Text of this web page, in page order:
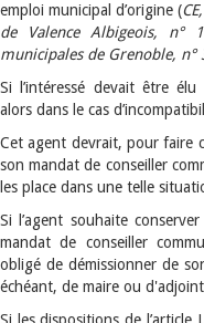
emploi municipal d’origine (
de Valence Albigeois, n°
municipales de Grenoble, n°
Si l’intéressé devait être
alors dans le cas
Cet agent devrait, pour faire
son mandat de conseiller
les place dans une telle
Si l’agent souhaite
mandat de conseiller
obligé de démissionner de
échéant, de maire ou